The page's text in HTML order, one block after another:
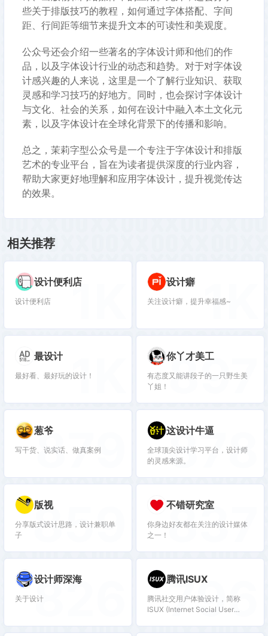
些关于排版技巧的教程，如何通过字体搭配、字间
距、行间距等细节来提升文本的可读性和美观度。
公众号还会介绍一些著名的字体设计师和他们的作
品，以及字体设计行业的动态和趋势。对于对字体设
计感兴趣的人来说，这里是一个了解行业知识、获取
灵感和学习技巧的好地方。同时，也会探讨字体设计
与文化、社会的关系，如何在设计中融入本土文化元
素，以及字体设计在全球化背景下的传播和影响。
总之，茉莉字型公众号是一个专注于字体设计和排版
艺术的专业平台，旨在为读者提供深度的行业内容，
帮助大家更好地理解和应用字体设计，提升视觉传达
的效果。
相关推荐
设计便利店
设计便利店 1K 设计癖
关注设计癖，提升幸福感~
1K
最设计
最好看、最好玩的设计！
1K 你丫才美工
有态度又能讲段子的一只野生美
丫姐！ 897
葱爷
写干货、说实话、做真案例
879 这设计牛逼
全球顶尖设计学习平台，设计师
的灵感来源。878
版视
分享版式设计思路，设计兼职单
子
859 不错研究室
你身边好友都在关注的设计媒体
之一！837
设计师深海
关于设计826 腾讯ISUX
腾讯社交用户体验设计，简称
ISUX (Internet Social User
队， 负责腾讯社交网络相关产品
796